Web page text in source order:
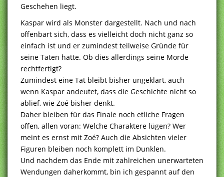
Geschehen liegt.
Kaspar wird als Monster dargestellt. Nach und nach
offenbart sich, dass es vielleicht doch nicht ganz so
einfach ist und er zumindest teilweise Gründe für
seine Taten hatte. Ob dies allerdings seine Morde
rechtfertigt?
Zumindest eine Tat bleibt bisher ungeklärt, auch
wenn Kaspar andeutet, dass die Geschichte nicht so
ablief, wie Zoé bisher denkt.
Daher bleiben für das Finale noch etliche Fragen
offen, allen voran: Welche Charaktere lügen? Wer
meint es ernst mit Zoé? Auch die Absichten vieler
Figuren bleiben noch komplett im Dunklen.
Und nachdem das Ende mit zahlreichen unerwarteten
Wendungen daherkommt, bin ich gespannt auf den